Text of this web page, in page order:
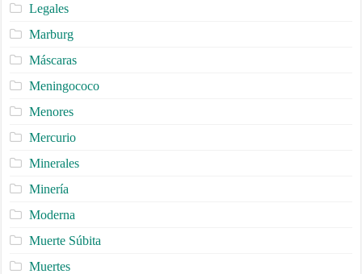
Legales
Marburg
Máscaras
Meningococo
Menores
Mercurio
Minerales
Minería
Moderna
Muerte Súbita
Muertes